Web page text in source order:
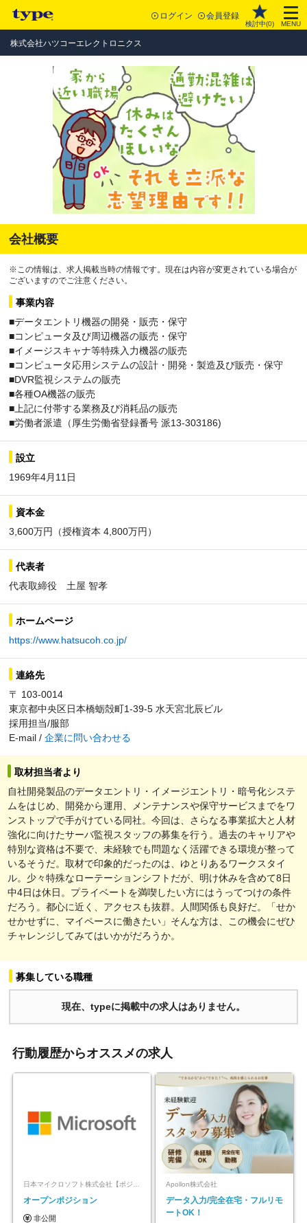
ログイン 会員登録
検討中(0) MENU
株式会社ハツコーエレクトロニクス
会社概要
※この情報は、求人掲載当時の情報です。現在は内容が変更されている場合が
ございますのでご注意ください。
事業内容
■データエントリ機器の開発・販売・保守
■コンピュータ及び周辺機器の販売・保守
■イメージスキャナ等特殊入力機器の販売
■コンピュータ応用システムの設計・開発・製造及び販売・保守
■DVR監視システムの販売
■各種OA機器の販売
■上記に付帯する業務及び消耗品の販売
■労働者派遣（厚生労働省登録番号 派13-303186)
設立
1969年4月11日
資本金
3,600万円（授権資本 4,800万円）
代表者
代表取締役 土屋 智孝
ホームページ
https://www.hatsucoh.co.jp/
連絡先
〒 103-0014
東京都中央区日本橋蛎殻町1-39-5 水天宮北辰ビル
採用担当/服部
E-mail / 企業に問い合わせる
取材担当者より
自社開発製品のデータエントリ・イメージエントリ・暗号化システ
ムをはじめ、開発から運用、メンテナンスや保守サービスまでをワ
ンストップで手がけている同社。今回は、さらなる事業拡大と人材
強化に向けたサーバ監視スタッフの募集を行う。過去のキャリアや
特別な資格は不要で、未経験でも問題なく活躍できる環境が整って
いるそうだ。取材で印象的だったのは、ゆとりあるワークスタイ
ル。少々特殊なローテーションシフトだが、明け休みを含めて8日
中4日は休日。プライベートを満喫したい方にはうってつけの条件
だろう。都心に近く、アクセスも抜群。人間関係も良好だ。「せか
せかせずに、マイペースに働きたい」そんな方は、この機会にぜひ
チャレンジしてみてはいかがだろうか。
募集している職種
現在、typeに掲載中の求人はありません。
行動履歴からオススメの求人
オープンポジション
非公開
Apollon株式会社
データ入力/完全在宅・フルリモ
ートOK！